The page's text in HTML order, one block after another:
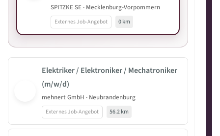
SPITZKE SE · Mecklenburg-Vorpommern
Externes Job-Angebot 0 km
Elektriker / Elektroniker / Mechatroniker
(m/w/d)
mehnert GmbH · Neubrandenburg
Externes Job-Angebot 56.2 km